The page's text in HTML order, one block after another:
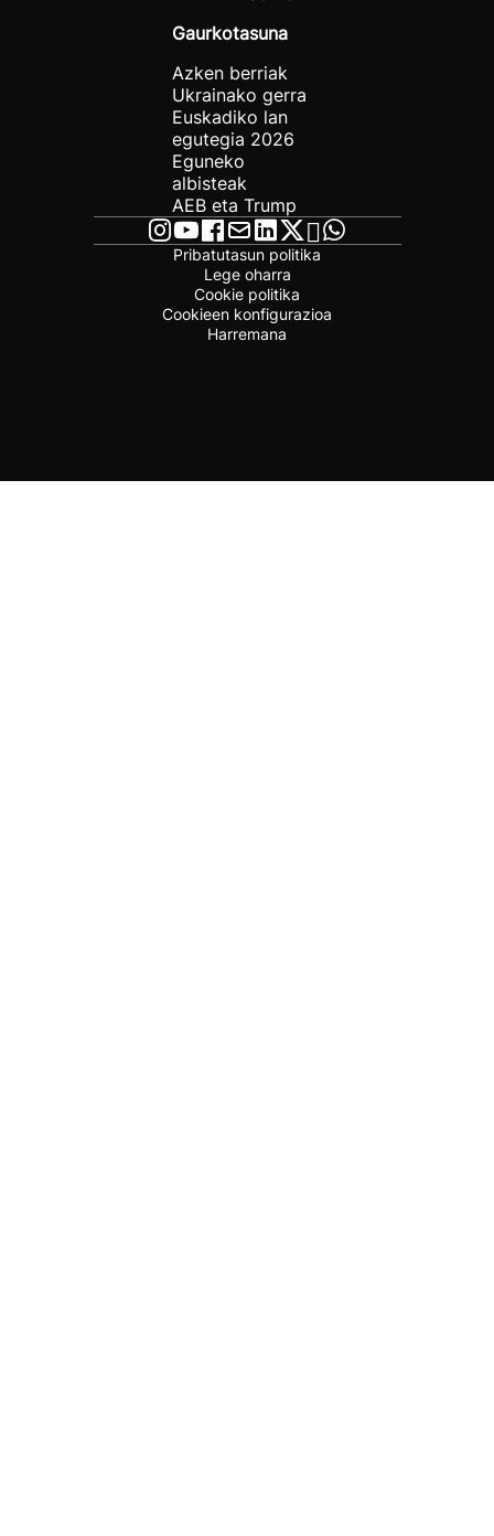
Gaurkotasuna
Azken berriak
Ukrainako gerra
Euskadiko lan
egutegia 2026
Eguneko
albisteak
AEB eta Trump
Pribatutasun politika
Lege oharra
Cookie politika
Cookieen konfigurazioa
Harremana